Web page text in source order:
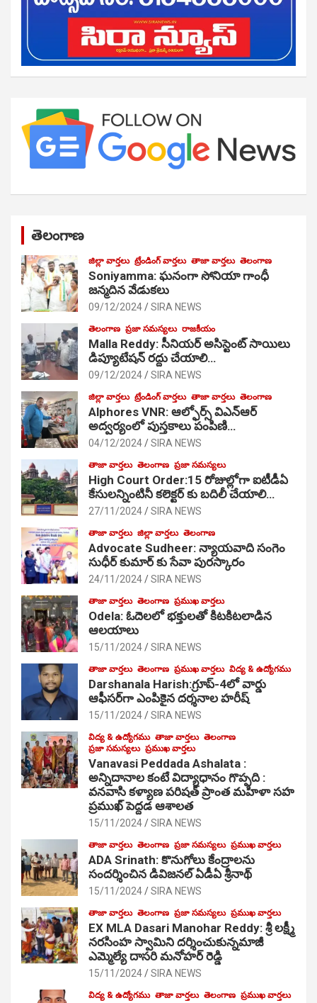
తెలంగాణ
జిల్లా వార్తలు ట్రేండింగ్ వార్తలు తాజా వార్తలు తెలంగాణ
Soniyamma: ఘ‌నంగా సోనియా గాంధీ
జ‌న్మ‌దిన వేడుక‌లు
09/12/2024 SIRA NEWS
తెలంగాణ ప్రజా సమస్యలు రాజకీయం
Malla Reddy: సీనియర్ అసిస్టెంట్ సాయిలు
డిప్యూటేషన్ రద్దు చేయాలి…
09/12/2024 SIRA NEWS
జిల్లా వార్తలు ట్రేండింగ్ వార్తలు తాజా వార్తలు తెలంగాణ
Alphores VNR: ఆల్ఫోర్స్ విఎన్ఆర్
అద్వర్యంలో పుస్తకాలు పంపిణి…
04/12/2024 SIRA NEWS
తాజా వార్తలు తెలంగాణ ప్రజా సమస్యలు
High Court Order:15 రోజుల్లోగా ఐటీడీఏ
కేసులన్నింటినీ కలెక్టర్ కు బదిలీ చేయాలి…
27/11/2024 SIRA NEWS
తాజా వార్తలు జిల్లా వార్తలు తెలంగాణ
Advocate Sudheer: న్యాయవాది సంగెం
సుధీర్ కుమార్ కు సేవా పురస్కారం
24/11/2024 SIRA NEWS
తాజా వార్తలు తెలంగాణ ప్రముఖ వార్తలు
Odela: ఓదెల‌లో భక్తులతో కిటకిటలాడిన
ఆల‌యాలు
15/11/2024 SIRA NEWS
తాజా వార్తలు తెలంగాణ ప్రముఖ వార్తలు విద్య & ఉద్యోగము
Darshanala Harish:గ్రూప్-4లో వార్డు
ఆఫీసర్‌గా ఎంపికైన దర్శనాల హరీష్
15/11/2024 SIRA NEWS
విద్య & ఉద్యోగము తాజా వార్తలు తెలంగాణ
ప్రజా సమస్యలు ప్రముఖ వార్తలు
Vanavasi Peddada Ashalata :
అన్నిదానాల కంటే విద్యాధానం గొప్పది :
వనవాసి కళ్యాణ పరిషత్ ప్రాంత మహిళా సహ
ప్రముఖ్ పెద్దడ ఆశాలత
15/11/2024 SIRA NEWS
తాజా వార్తలు తెలంగాణ ప్రజా సమస్యలు ప్రముఖ వార్తలు
ADA Srinath: కొనుగోలు కేంద్రాల‌ను
సంద‌ర్శించిన డివిజనల్ ఏడీఏ శ్రీనాథ్
15/11/2024 SIRA NEWS
తాజా వార్తలు తెలంగాణ ప్రజా సమస్యలు ప్రముఖ వార్తలు
EX MLA Dasari Manohar Reddy: శ్రీ లక్ష్మీ
నరసింహ స్వామిని దర్శించుకున్నమాజీ
ఎమ్మెల్యే దాసరి మనోహర్ రెడ్డి
15/11/2024 SIRA NEWS
విద్య & ఉద్యోగము తాజా వార్తలు తెలంగాణ ప్రముఖ వార్తలు